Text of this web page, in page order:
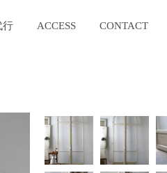
行 ACCESS CONTACT